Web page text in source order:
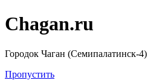
Chagan.ru
Городок Чаган (Семипалатинск-4)
Пропустить